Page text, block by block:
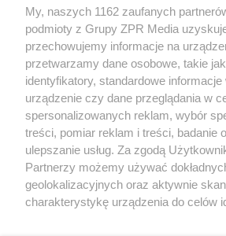
Żaden utwór zamieszczony w serwisie nie
rozpowszechniany lub dalej rozpowszechniany
tym także elektroniczny lub mechaniczny) na
eksploatacji w jakiejkolwiek formie, włącznie z
Internecie bez pisemnej zgody właściciela
wykorzystanie utworów w całości lub w części
tzn. bez właściwej zgody, jest zabronione pod
ścigane prawnie.
My, naszych 1162 zaufanych
podmioty z Grupy ZPR Media
przechowujemy informacje na
przetwarzamy dane osobowe, takie
identyfikatory, standardowe informacje
urządzenie czy dane przeglądania w
spersonalizowanych reklam, wybór
treści, pomiar reklam i treści, badanie
ulepszanie usług. Za zgodą
Partnerzy możemy używać
geolokalizacyjnych oraz aktywnie
charakterystykę urządzenia do celów